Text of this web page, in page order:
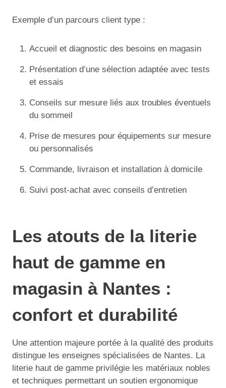
Exemple d’un parcours client type :
Accueil et diagnostic des besoins en magasin
Présentation d’une sélection adaptée avec tests
et essais
Conseils sur mesure liés aux troubles éventuels
du sommeil
Prise de mesures pour équipements sur mesure
ou personnalisés
Commande, livraison et installation à domicile
Suivi post-achat avec conseils d’entretien
Les atouts de la literie
haut de gamme en
magasin à Nantes :
confort et durabilité
Une attention majeure portée à la qualité des produits
distingue les enseignes spécialisées de Nantes. La
literie haut de gamme privilégie les matériaux nobles
et techniques permettant un soutien ergonomique